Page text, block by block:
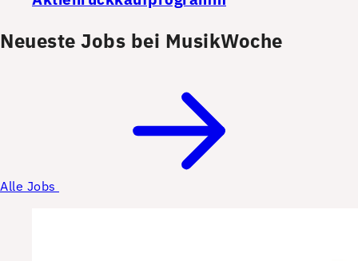
Neueste Jobs bei MusikWoche
Alle Jobs